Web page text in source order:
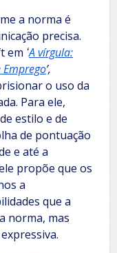
a norma é
precisa.
em ʻA vírgula:
Empregoʼ,
o uso da
Para ele,
estilo e de
de pontuação
e até a
propõe que os
a
que a
norma, mas